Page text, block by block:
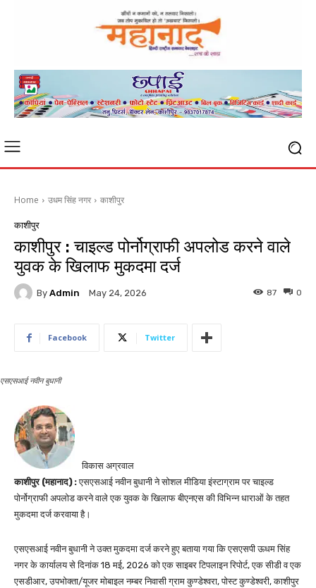
Home उधम सिंह नगर काशीपुर
काशीपुर
काशीपुर : चाइल्ड पोर्नोग्राफी अपलोड करने वाले
युवक के खिलाफ मुकदमा दर्ज
By Admin May 24, 2026 0
87
Facebook Twitter
एसएसआई नवीन बुधानी
विकास अग्रवाल
काशीपुर (महानाद) :एसएसआई नवीन बुधानी ने सोशल मीडिया इंस्टाग्राम पर चाइल्ड
पोर्नोग्राफी अपलोड करने वाले एक युवक के खिलाफ बीएनएस की विभिन्न धाराओं के तहत
मुकदमा दर्ज करवाया है।
एसएसआई नवीन बुधानी ने उक्त मुकदमा दर्ज करने हुए बताया गया कि एसएसपी ऊधम सिंह
नगर के कार्यालय से दिनांक 18 मई, 2026 को एक साइबर टिपलाइन रिपोर्ट, एक सीडी व एक
एसडीआर, उपभोक्ता/यूजर मोबाइल नम्बर निवासी ग्राम कुण्डेश्वरा, पोस्ट कुण्डेश्वरी, काशीपुर